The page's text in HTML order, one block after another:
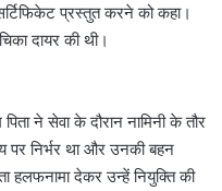
प्रस्तुत करने को कहा।
दायर की थी।
ने सेवा के दौरान नामिनी के तौर
पर निर्भर था और उनकी बहन
हलफनामा देकर उन्हें नियुक्ति की